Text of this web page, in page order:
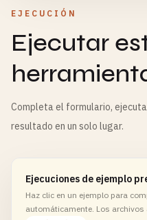
EJECUCIÓN
Ejecutar
Completa el formulario,
resultado en un solo lugar.
Ejecuciones de ejemplo
Haz clic en un ejemplo para
automáticamente. Los archivos